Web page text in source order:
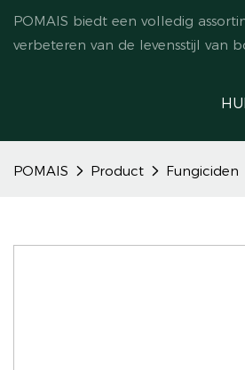
POMAIS biedt een volledig
verbeteren van de levensstijl van
POMAIS Product Fungiciden